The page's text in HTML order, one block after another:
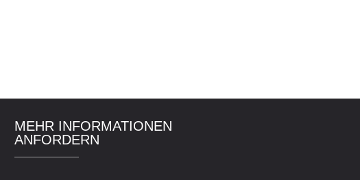
MEHR INFORMATIONEN
ANFORDERN